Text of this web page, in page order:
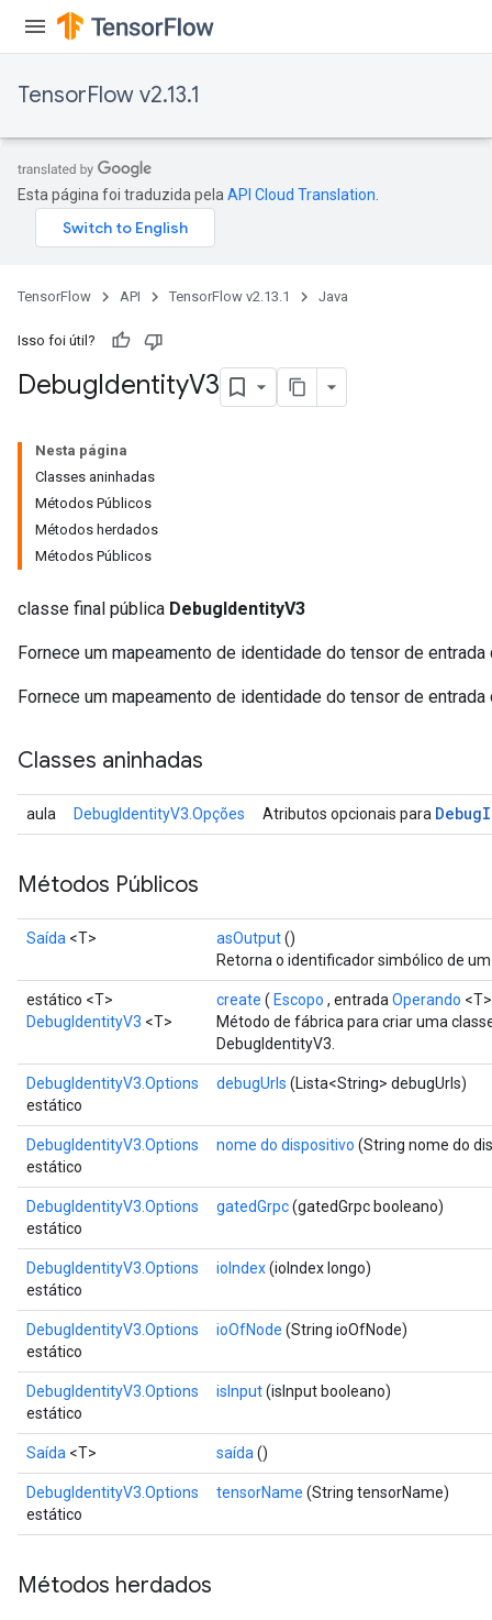
TensorFlow v2.13.1
Esta página foi traduzida pela API Cloud Translation
TensorFlow API TensorFlow v2.13.1 Java
Isso foi útil?
DebugIdentityV3
Nesta página
Classes aninhadas
Métodos Públicos
Métodos herdados
Métodos Públicos
classe final pública DebugIdentityV3
Fornece um mapeamento de identidade do tensor de
Fornece um mapeamento de identidade do tensor de
Classes aninhadas
aula DebugIdentityV3.Opções Atributos opcionais para Debug
Métodos Públicos
Saída <T> asOutput()
Retorna o identificador simbólico de
estático <T>
DebugIdentityV3 <T>
create ( Escopo , entrada Operando
Método de fábrica para criar uma
DebugIdentityV3.
DebugIdentityV3.Options
estático
debugUrls (Lista<String> debugUrls)
DebugIdentityV3.Options
estático
nome do dispositivo (String nome do
DebugIdentityV3.Options
estático
gatedGrpc(gatedGrpc booleano)
DebugIdentityV3.Options
estático
ioIndex(ioIndex longo)
DebugIdentityV3.Options
estático
ioOfNode (String ioOfNode)
DebugIdentityV3.Options
estático
isInput(isInput booleano)
Saída <T> saída ()
DebugIdentityV3.Options
estático
tensorName (String tensorName)
Métodos herdados